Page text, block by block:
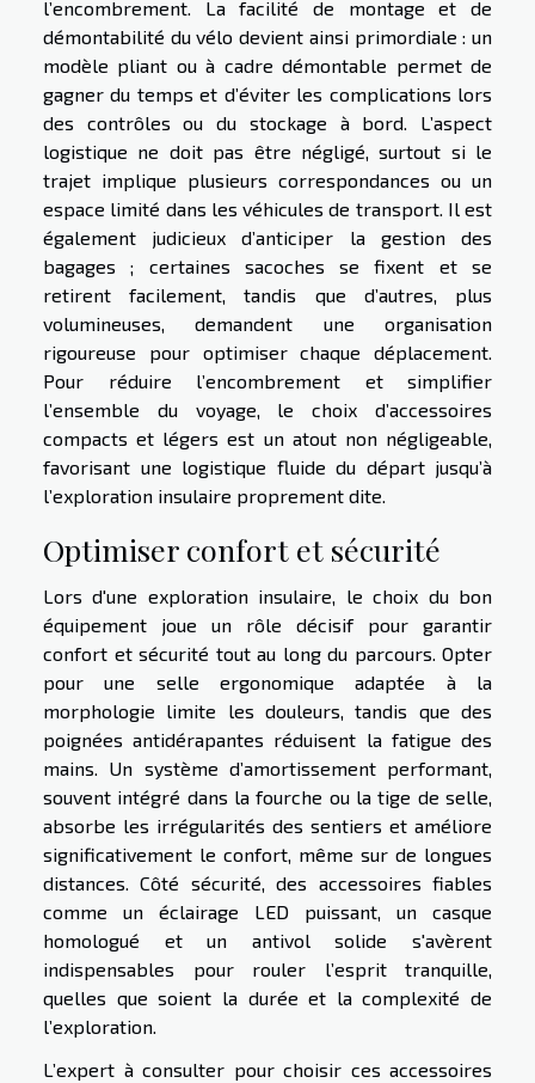
l’encombrement. La facilité de montage et de
démontabilité du vélo devient ainsi primordiale : un
modèle pliant ou à cadre démontable permet de
gagner du temps et d’éviter les complications lors
des contrôles ou du stockage à bord. L’aspect
logistique ne doit pas être négligé, surtout si le
trajet implique plusieurs correspondances ou un
espace limité dans les véhicules de transport. Il est
également judicieux d’anticiper la gestion des
bagages ; certaines sacoches se fixent et se
retirent facilement, tandis que d’autres, plus
volumineuses, demandent une organisation
rigoureuse pour optimiser chaque déplacement.
Pour réduire l’encombrement et simplifier
l’ensemble du voyage, le choix d’accessoires
compacts et légers est un atout non négligeable,
favorisant une logistique fluide du départ jusqu’à
l’exploration insulaire proprement dite.
Optimiser confort et sécurité
Lors d'une exploration insulaire, le choix du bon
équipement joue un rôle décisif pour garantir
confort et sécurité tout au long du parcours. Opter
pour une selle ergonomique adaptée à la
morphologie limite les douleurs, tandis que des
poignées antidérapantes réduisent la fatigue des
mains. Un système d’amortissement performant,
souvent intégré dans la fourche ou la tige de selle,
absorbe les irrégularités des sentiers et améliore
significativement le confort, même sur de longues
distances. Côté sécurité, des accessoires fiables
comme un éclairage LED puissant, un casque
homologué et un antivol solide s'avèrent
indispensables pour rouler l’esprit tranquille,
quelles que soient la durée et la complexité de
l’exploration.
L’expert à consulter pour choisir ces accessoires